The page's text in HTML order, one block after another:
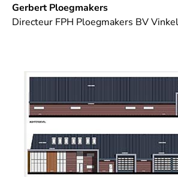
Gerbert Ploegmakers
Directeur FPH Ploegmakers BV Vinkel